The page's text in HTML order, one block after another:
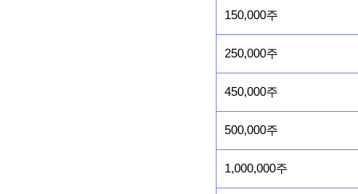
150,000주
250,000주
450,000주
500,000주
1,000,000주